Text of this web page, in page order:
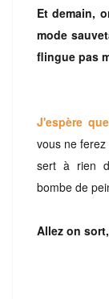
Et demain,
mode
flingue pas
J'espère
vous ne
sert à rien
bombe de
Allez on